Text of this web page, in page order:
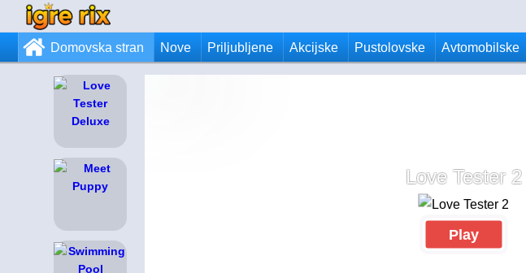
Domovska stran Nove Priljubljene Akcijske Pustolovske Avtomobilske
Love Tester 2
Play